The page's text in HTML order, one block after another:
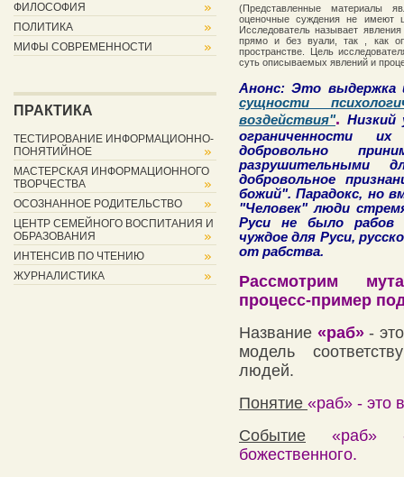
ФИЛОСОФИЯ
ПОЛИТИКА
МИФЫ СОВРЕМЕННОСТИ
ПРАКТИКА
ТЕСТИРОВАНИЕ ИНФОРМАЦИОННО-
ПОНЯТИЙНОЕ
МАСТЕРСКАЯ ИНФОРМАЦИОННОГО
ТВОРЧЕСТВА
ОСОЗНАННОЕ РОДИТЕЛЬСТВО
ЦЕНТР СЕМЕЙНОГО ВОСПИТАНИЯ И
ОБРАЗОВАНИЯ
ИНТЕНСИВ ПО ЧТЕНИЮ
ЖУРНАЛИСТИКА
(Представленные материалы
оценочные суждения не имеют
Исследователь называет
прямо и без вуали, так , как
пространстве. Цель
суть описываемых явлений и
Анонс: Это
сущности
воздействия". Низкий
ограниченности
добровольно
разрушительными
добровольное
божий". Парадокс, но
"Человек" люди
Руси не было рабов
чуждое для Руси,
от рабства.
Рассмотрим
процесс-пример
Название «раб»-
модель
людей.
Понятие «раб» - это
Событие
божественного.